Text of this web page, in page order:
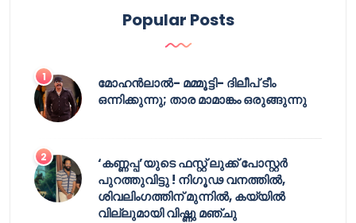
Popular Posts
മോഹൻലാൽ- മമ്മൂട്ടി- ദിലീപ് ടീം
ഒന്നിക്കുന്നു; താര മാമാങ്കം ഒരുങ്ങുന്നു
‘കണ്ണപ്പ’യുടെ ഫസ്റ്റ് ലുക്ക് പോസ്റ്റർ
പുറത്തുവിട്ടു ! നിഗൂഢ വനത്തിൽ,
ശിവലിംഗത്തിന് മുന്നിൽ, കയ്യിൽ
വില്ലുമായി വിഷ്ണു മഞ്ചു